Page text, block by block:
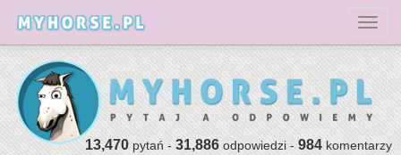
13,470pytań -31,886odpowiedzi -984komentarzy